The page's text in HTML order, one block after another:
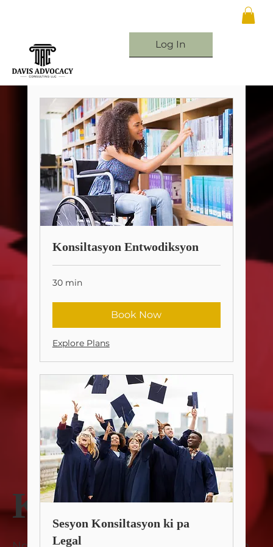
Log In
Konsiltasyon
Konsiltasyon Entwodiksyon
30 min
Book Now
Explore Plans
Sesyon Konsiltasyon ki pa
Legal